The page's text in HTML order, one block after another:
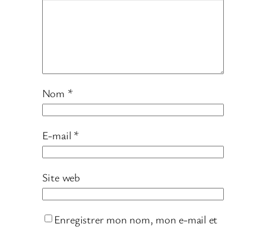
Nom *
E-mail *
Site web
Enregistrer mon nom, mon e-mail et